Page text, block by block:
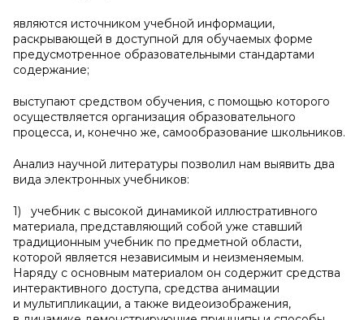
являются источником учебной информации,
раскрывающей в доступной для обучаемых форме
предусмотренное образовательными стандартами
содержание;
выступают средством обучения, с помощью которого
осуществляется организация образовательного
процесса, и, конечно же, самообразование школьников.
Анализ научной литературы позволил нам выявить два
вида электронных учебников:
1) учебник с высокой динамикой иллюстративного
материала, представляющий собой уже ставший
традиционным учебник по предметной области,
которой является независимым и неизменяемым.
Наряду с основным материалом он содержит средства
интерактивного доступа, средства анимации
и мультипликации, а также видеоизображения,